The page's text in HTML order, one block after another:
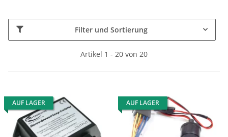
Filter und Sortierung
Artikel 1 - 20 von 20
AUF LAGER AUF LAGER